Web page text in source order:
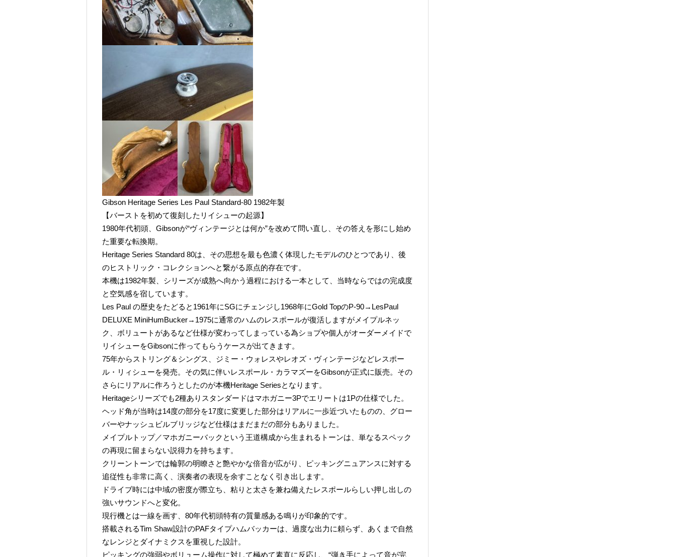
Gibson Heritage Series Les Paul Standard-80 1982年製
【バーストを初めて復刻したリイシューの起源】
1980年代初頭、Gibsonが“ヴィンテージとは何か”を改めて問い直し、その答えを形にし始め
た重要な転換期。
Heritage Series Standard 80は、その思想を最も色濃く体現したモデルのひとつであり、後
のヒストリック・コレクションへと繋がる原点的存在です。
本機は1982年製、シリーズが成熟へ向かう過程における一本として、当時ならではの完成度
と空気感を宿しています。
Les Paul の歴史をたどると1961年にSGにチェンジし1968年にGold TopのP-90→LesPaul
DELUXE MiniHumBucker→1975に通常のハムのレスポールが復活しますがメイプルネッ
ク、ボリュートがあるなど仕様が変わってしまっている為ショプや個人がオーダーメイドで
リイシューをGibsonに作ってもらうケースが出てきます。
75年からストリング＆シングス、ジミー・ウォレスやレオズ・ヴィンテージなどレスポー
ル・リィシューを発売。その気に伴いレスポール・カラマズーをGibsonが正式に販売。その
さらにリアルに作ろうとしたのが本機Heritage Seriesとなります。
Heritageシリーズでも2種ありスタンダードはマホガニー3Pでエリートは1Pの仕様でした。
ヘッド角が当時は14度の部分を17度に変更した部分はリアルに一歩近づいたものの、グロー
バーやナッシュビルブリッジなど仕様はまだまだの部分もありました。
メイプルトップ／マホガニーバックという王道構成から生まれるトーンは、単なるスペック
の再現に留まらない説得力を持ちます。
クリーントーンでは輪郭の明瞭さと艶やかな倍音が広がり、ピッキングニュアンスに対する
追従性も非常に高く、演奏者の表現を余すことなく引き出します。
ドライブ時には中域の密度が際立ち、粘りと太さを兼ね備えたレスポールらしい押し出しの
強いサウンドへと変化。
現行機とは一線を画す、80年代初頭特有の質量感ある鳴りが印象的です。
搭載されるTim Shaw設計のPAFタイプハムバッカーは、過度な出力に頼らず、あくまで自然
なレンジとダイナミクスを重視した設計。
ピッキングの強弱やボリューム操作に対して極めて素直に反応し、“弾き手によって音が完